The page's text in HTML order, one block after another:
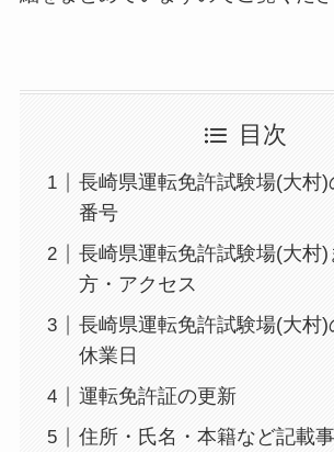
目次
長崎県運転免許試験場(大村
番号
長崎県運転免許試験場(大村)
方・アクセス
長崎県運転免許試験場(大村)
休業日
運転免許証の更新
住所・氏名・本籍など記載